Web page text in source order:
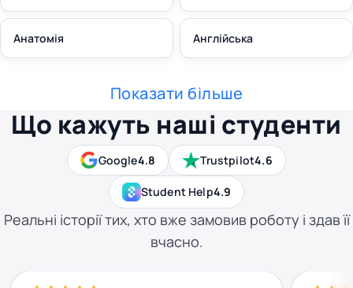
Анатомія Англійська
Показати більше
Google4.8 Trustpilot4.6
Student Help4.9
Що кажуть наші студенти
Реальні історії тих, хто вже замовив роботу і здав її
вчасно.